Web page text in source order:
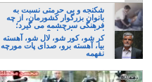
شکنجه و بی حرمتی نسبت به
بانوان بزرگوار کشورمان، از چه
فرهنگی سرچشمه می گیرد؛
ایرانی، و یا تازیان؟
کر شو، کور شو، لال شو، آهسته
بیا، آهسته برو، صدای پات مورچه
نفهمه